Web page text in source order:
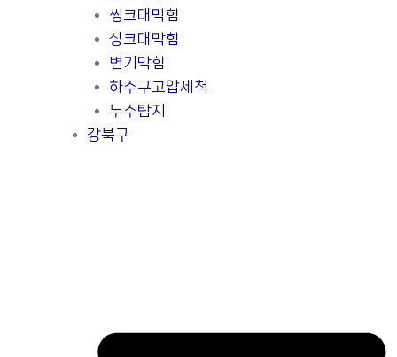
씽크대막힘
싱크대막힘
변기막힘
하수구고압세척
누수탐지
강북구